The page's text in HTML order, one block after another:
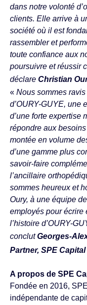
dans notre volonté
clients. Elle arrive à
société où il est
rassembler et
toute confiance aux
poursuivre et réussir
déclare Christian
« Nous sommes
d’OURY-GUYE, une
d’une forte expertise
répondre aux
montée en volume
d’une gamme plus
savoir-faire
l’ancillaire
sommes heureux et
Oury, à une équipe
employés pour écrire
l’histoire d’OURY-
conclutGeorges-
Partner, SPE Capital
A propos de SPE
Fondée en 2016,
indépendante de